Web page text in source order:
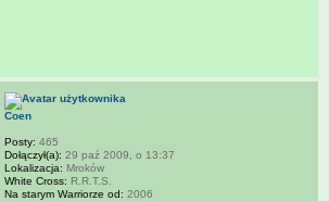
Coen
Posty: 465
Dołączył(a): 29 paź 2009, o 13:37
Lokalizacja: Mroków
White Cross: R.R.T.S.
Na starym Warriorze od: 2006